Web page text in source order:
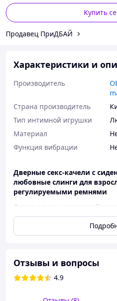
Купить
Продавец ПриДБАЙ
Характеристики и
Производитель
Страна производитель
Тип интимной игрушки
Материал
Функция вибрации
Дверные секс-качели с
любовные слинги для
регулируемыми ремнями
Дополнительное
Наслаждаться сексом у
секс-качели на двери могут
в реальность. Широкое
Отзывы и вопросы
4.9